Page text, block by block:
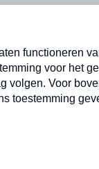
Bakt
Neem hier